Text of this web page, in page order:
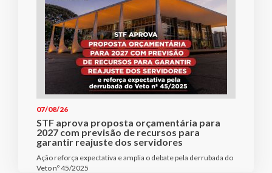
07/08/26
STF aprova proposta orçamentária para
2027 com previsão de recursos para
garantir reajuste dos servidores
Ação reforça expectativa e amplia o debate pela derrubada do
Veto nº 45/2025